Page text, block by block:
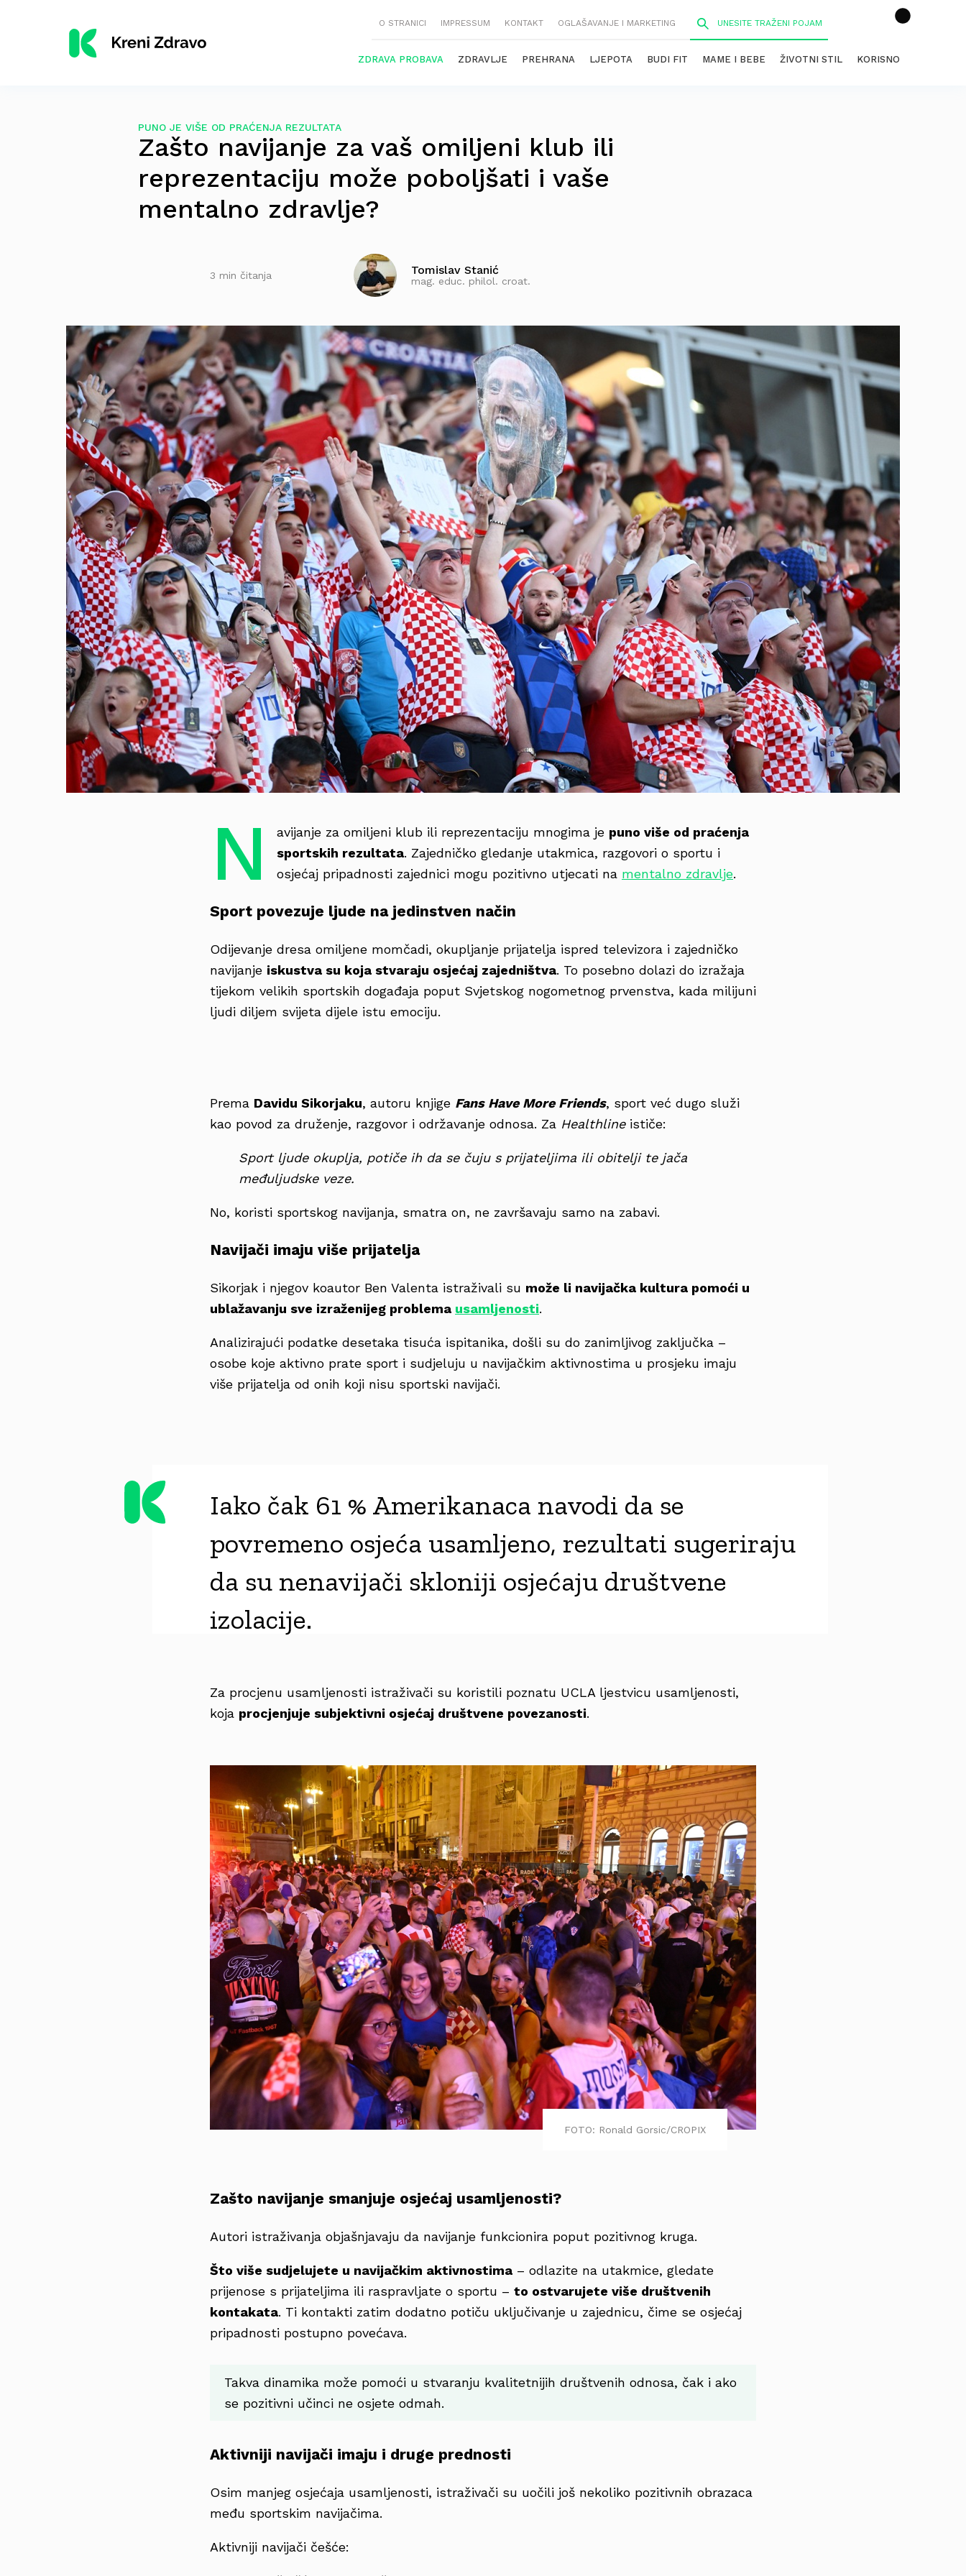
O STRANICI IMPRESSUM KONTAKT OGLAŠAVANJE I MARKETING
ZDRAVA PROBAVA ZDRAVLJE PREHRANA LJEPOTA BUDI FIT MAME I BEBE ŽIVOTNI STIL KORISNO
PUNO JE VIŠE OD PRAĆENJA REZULTATA
Zašto navijanje za vaš omiljeni klub ili
reprezentaciju može poboljšati i vaše
mentalno zdravlje?
3 min čitanja Tomislav Stanić
mag. educ. philol. croat.
N avijanje za omiljeni klub ili reprezentaciju mnogima je puno više od praćenja
sportskih rezultata. Zajedničko gledanje utakmica, razgovori o sportu i
osjećaj pripadnosti zajednici mogu pozitivno utjecati na mentalno zdravlje.
Sport povezuje ljude na jedinstven način
Odijevanje dresa omiljene momčadi, okupljanje prijatelja ispred televizora i zajedničko
navijanje iskustva su koja stvaraju osjećaj zajedništva. To posebno dolazi do izražaja
tijekom velikih sportskih događaja poput Svjetskog nogometnog prvenstva, kada milijuni
ljudi diljem svijeta dijele istu emociju.
Prema Davidu Sikorjaku, autoru knjige Fans Have More Friends, sport već dugo služi
kao povod za druženje, razgovor i održavanje odnosa. Za Healthline ističe:
Sport ljude okuplja, potiče ih da se čuju s prijateljima ili obitelji te jača
međuljudske veze.
No, koristi sportskog navijanja, smatra on, ne završavaju samo na zabavi.
Navijači imaju više prijatelja
Sikorjak i njegov koautor Ben Valenta istraživali su može li navijačka kultura pomoći u
ublažavanju sve izraženijeg problema usamljenosti.
Analizirajući podatke desetaka tisuća ispitanika, došli su do zanimljivog zaključka –
osobe koje aktivno prate sport i sudjeluju u navijačkim aktivnostima u prosjeku imaju
više prijatelja od onih koji nisu sportski navijači.
Iako čak 61 % Amerikanaca navodi da se
povremeno osjeća usamljeno, rezultati sugeriraju
da su nenavijači skloniji osjećaju društvene
izolacije.
Za procjenu usamljenosti istraživači su koristili poznatu UCLA ljestvicu usamljenosti,
koja procjenjuje subjektivni osjećaj društvene povezanosti.
FOTO: Ronald Gorsic/CROPIX
Zašto navijanje smanjuje osjećaj usamljenosti?
Autori istraživanja objašnjavaju da navijanje funkcionira poput pozitivnog kruga.
Što više sudjelujete u navijačkim aktivnostima – odlazite na utakmice, gledate
prijenose s prijateljima ili raspravljate o sportu – to ostvarujete više društvenih
kontakata. Ti kontakti zatim dodatno potiču uključivanje u zajednicu, čime se osjećaj
pripadnosti postupno povećava.
Takva dinamika može pomoći u stvaranju kvalitetnijih društvenih odnosa, čak i ako
se pozitivni učinci ne osjete odmah.
Aktivniji navijači imaju i druge prednosti
Osim manjeg osjećaja usamljenosti, istraživači su uočili još nekoliko pozitivnih obrazaca
među sportskim navijačima.
Aktivniji navijači češće: